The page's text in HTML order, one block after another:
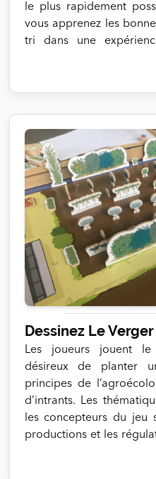
le plus rapidement
vous apprenez les
tri dans une
100% par les
consignes les plus
Dessinez Le
Les joueurs jouent
désireux de planter
principes de
d’intrants. Les
les concepteurs du jeu
productions et les régulations
(néophyte,